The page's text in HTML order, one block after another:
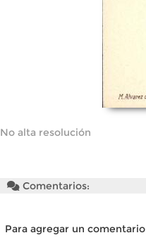
No alta resolución
Comentarios:
Para agregar un comentario